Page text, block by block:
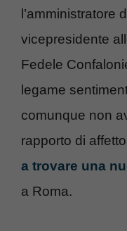
l’amministratore
vicepresidente
Fedele
legame
comunque non
rapporto di
a trovare una
a Roma.